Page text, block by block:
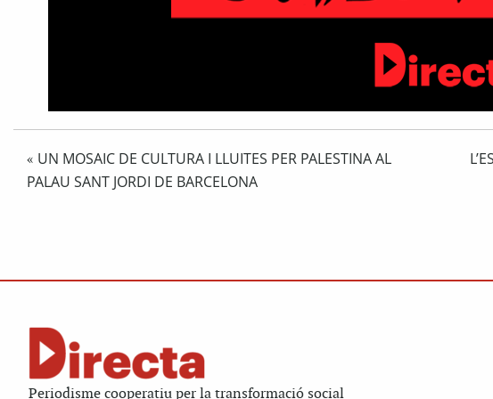
« UN MOSAIC DE CULTURA I LLUITES PER PALESTINA AL
PALAU SANT JORDI DE BARCELONA
Periodisme cooperatiu per la transformació social